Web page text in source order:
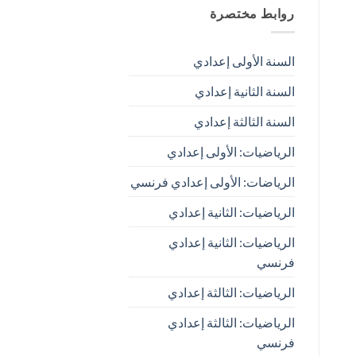
روابط مختصرة
السنة الأولى إعدادي
السنة الثانية إعدادي
السنة الثالثة إعدادي
الرياضيات: الأولى إعدادي
الرياضات: الأولى إعدادي فرنسي
الرياضيات: الثانية إعدادي
الرياضيات: الثانية إعدادي
فرنسي
الرياضيات: الثالثة إعدادي
الرياضيات: الثالثة إعدادي
فرنسي